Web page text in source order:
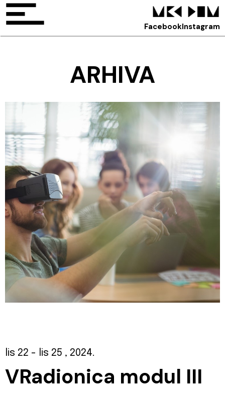
FacebookInstagram
ARHIVA
lis 22 - lis 25 , 2024.
VRadionica modul III